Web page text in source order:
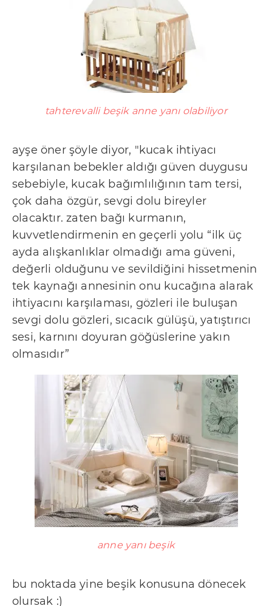
k
a
m
ı
tahterevalli beşik anne yanı olabiliyor
ayşe öner şöyle diyor, "kucak ihtiyacı
karşılanan bebekler aldığı güven duygusu
sebebiyle, kucak bağımlılığının tam tersi,
çok daha özgür, sevgi dolu bireyler
olacaktır. zaten bağı kurmanın,
kuvvetlendirmenin en geçerli yolu “ilk üç
ayda alışkanlıklar olmadığı ama güveni,
değerli olduğunu ve sevildiğini hissetmenin
tek kaynağı annesinin onu kucağına alarak
ihtiyacını karşılaması, gözleri ile buluşan
sevgi dolu gözleri, sıcacık gülüşü, yatıştırıcı
sesi, karnını doyuran göğüslerine yakın
olmasıdır”
anne yanı beşik
bu noktada yine beşik konusuna dönecek
olursak :)